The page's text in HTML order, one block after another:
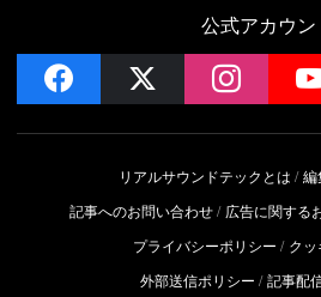
公式アカウン
facebook
リアルサウンドテックとは
編
記事へのお問い合わせ
広告に関する
プライバシーポリシー
ク
外部送信ポリシー
記事配